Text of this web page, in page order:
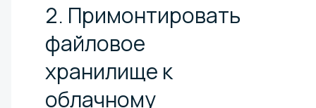
2. Примонтировать
файловое
хранилище к
облачному